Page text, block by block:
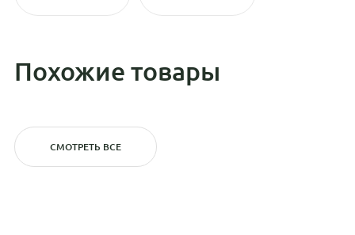
Похожие товары
СМОТРЕТЬ ВСЕ